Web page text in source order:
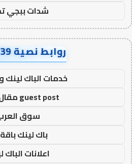
شدات ببجي
روابط نصية AA32539
خدمات الباك
guest post مقال ضيف
سوق
باك لينك باقة
اعلانات الباك